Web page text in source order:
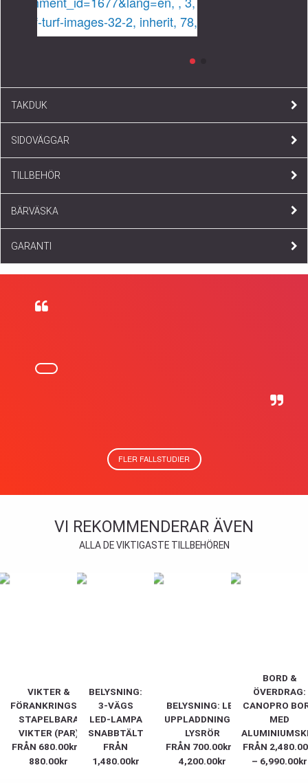
TAKDUK
SIDOVÄGGAR
TILLBEHÖR
BÄRVÄSKA
GARANTI
FLER FALLSTUDIER
VI REKOMMENDERAR ÄVEN
ALLA DE VIKTIGASTE TILLBEHÖREN
VIKTER &
FÖRANKRINGSKIT:
STAPELBARA
VIKTER (PAR)
FRÅN 680.00kr
880.00kr
BELYSNING:
3-VÄGS
LED-LAMPA
SNABBTÄLT
FRÅN
1,480.00kr
BELYSNING: LED
UPPLADDNINGSBART
LYSRÖR
FRÅN 700.00kr
4,200.00kr
BORD &
ÖVERDRAG:
CANOPRO
MED
FRÅN 2,480.00
– 6,990.00kr